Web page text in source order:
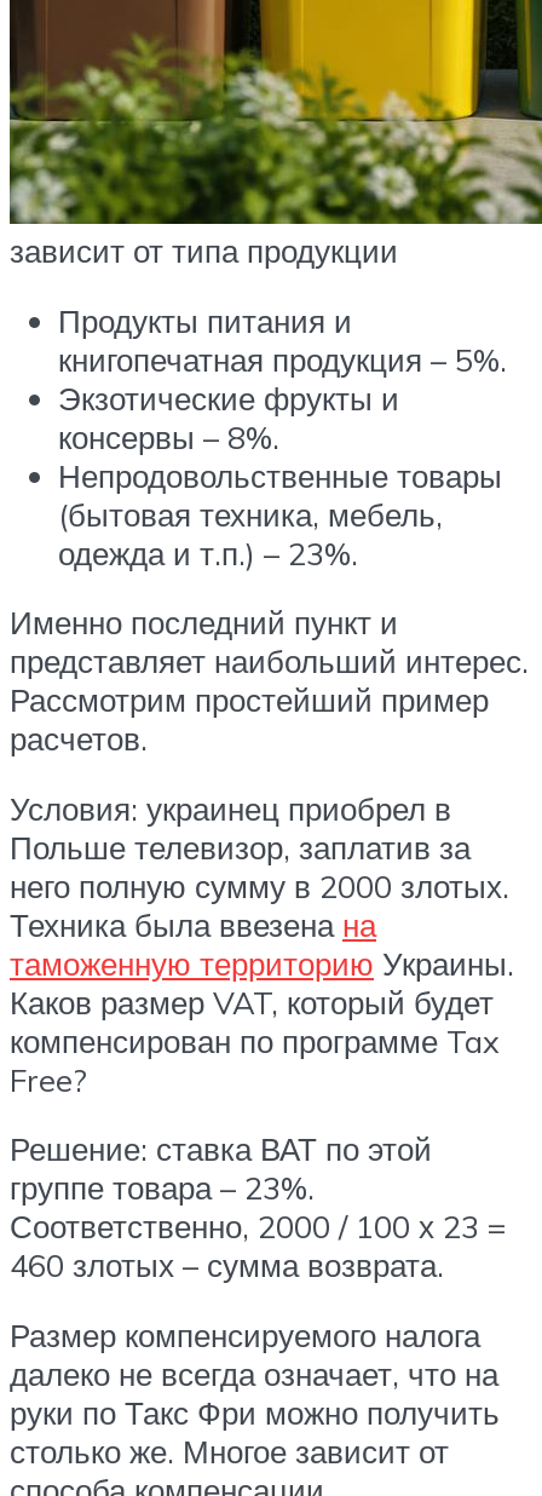
зависит от типа продукции
Продукты питания и
книгопечатная продукция – 5%.
Экзотические фрукты и
консервы – 8%.
Непродовольственные товары
(бытовая техника, мебель,
одежда и т.п.) – 23%.
Именно последний пункт и
представляет наибольший интерес.
Рассмотрим простейший пример
расчетов.
Условия: украинец приобрел в
Польше телевизор, заплатив за
него полную сумму в 2000 злотых.
Техника была ввезена на
таможенную территорию Украины.
Каков размер VAT, который будет
компенсирован по программе Tax
Free?
Решение: ставка ВАТ по этой
группе товара – 23%.
Соответственно, 2000 / 100 х 23 =
460 злотых – сумма возврата.
Размер компенсируемого налога
далеко не всегда означает, что на
руки по Такс Фри можно получить
столько же. Многое зависит от